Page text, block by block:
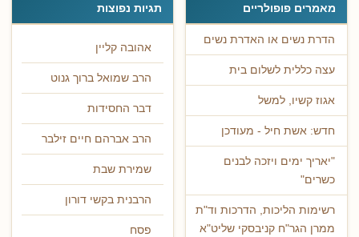
מאמרים פופולריים
הדרת נשים או האדרת נשים
עצה כללית לשלום בית
אגוז קשיו, למשל
חדש: אשת חיל - מעודכן
"יאריך ימים ויזכה לבנים
כשרים"
רשימות הליכות, הדרכות וד"ת
ממרן הגר"ח קניבסקי שליט"א
תגיות נפוצות
אהובה קליין
הרב שמואל ברוך גנוט
דבר החסידות
הרב אברהם חיים זילבר
שמירת שבת
הרבנית בקשי דורון
פסח